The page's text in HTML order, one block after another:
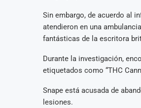
Sin embargo, de acuerdo al
atendieron en una
fantásticas de la escritora
Durante la investigación,
etiquetados como “THC
Snape está acusada de
lesiones.